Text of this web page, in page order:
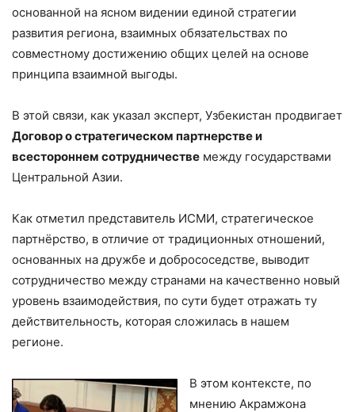
основанной на ясном видении единой стратегии
развития региона, взаимных обязательствах по
совместному достижению общих целей на основе
принципа взаимной выгоды.
В этой связи, как указал эксперт, Узбекистан продвигает
Договор о стратегическом партнерстве и
всестороннем сотрудничестве между государствами
Центральной Азии.
Как отметил представитель ИСМИ, стратегическое
партнёрство, в отличие от традиционных отношений,
основанных на дружбе и добрососедстве, выводит
сотрудничество между странами на качественно новый
уровень взаимодействия, по сути будет отражать ту
действительность, которая сложилась в нашем
регионе.
В этом контексте, по
мнению Акрамжона